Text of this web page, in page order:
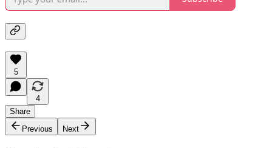
5
4
Share
Previous
Next